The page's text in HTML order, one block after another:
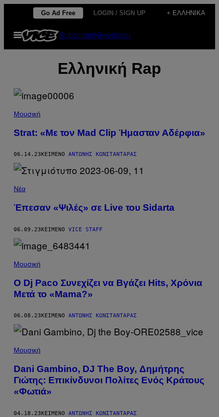
Μετάβαση
περιεχόμενο
Go Ad Free LOGIN / SIGN UP + ΕΛΛΗΝΙΚΆ
Ανοίξτε
το
μενού
SubscribeNewsletter
Ελληνική Rap
Μουσική
Strat: «Με τον Mad Clip Ήμασταν Αδέρφια»
06.14.23 ΚΕΊΜΕΝΟ ΑΝΤΏΝΗΣ ΚΩΝΣΤΑΝΤΆΡΑΣ
Νέα
Έπεσαν «Ψιλές» σε Live του Sidarta
06.09.23ΚΕΊΜΕΝΟ VICE STAFF
Μουσική
Ο Dj Paco Συνεχίζει να Βγάζει Hits, Χρόνια
Μετά το «Mama?»
06.08.23 ΚΕΊΜΕΝΟ ΑΝΤΏΝΗΣ ΚΩΝΣΤΑΝΤΆΡΑΣ
Μουσική
Dani Gambino, DJ The Boy, Δημήτρης
Γιώτης: Επικίνδυνοι Πολίτες Ενός Κράτους
«Φωτιά»
04.18.23ΚΕΊΜΕΝΟ ΑΝΤΏΝΗΣ ΚΩΝΣΤΑΝΤΆΡΑΣ